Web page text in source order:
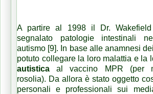
A partire al 1998 il Dr.
segnalato patologie intestinali
autismo [9]. In base alle anamnesi
potuto collegare la loro malattia e la
autisticaal vaccino MPR (per
rosolia). Da allora è stato oggetto
personali e professionali sui